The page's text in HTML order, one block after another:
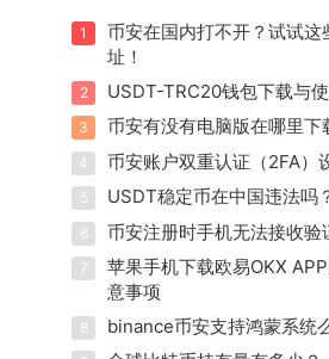
1
币安在国内打不开？试试这
址！
2 USDT-TRC20钱包下载与
3 币安有没有电脑版在哪里下
4 币安账户双重认证（2FA）
5 USDT稳定币在中国违法吗
6 币安注册时手机无法接收验
7
苹果手机下载欧易OKX
意事项
8 binance币安支持鸿蒙系统